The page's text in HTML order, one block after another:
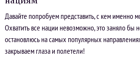
Давайте попробуем представить, с кем именно
Охватить все нации невозможно, это заняло бы
остановлюсь на самых популярных
закрываем глаза и полетели!